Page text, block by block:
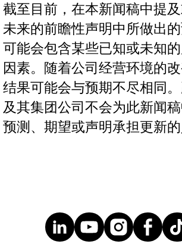
截至目前，在本新闻稿中提
未来的前瞻性声明中所做出的
可能会包含某些已知或未知
因素。随着公司经营环境的
结果可能会与预期不尽相同
及其集团公司不会为此新闻
预测、期望或声明承担更新的